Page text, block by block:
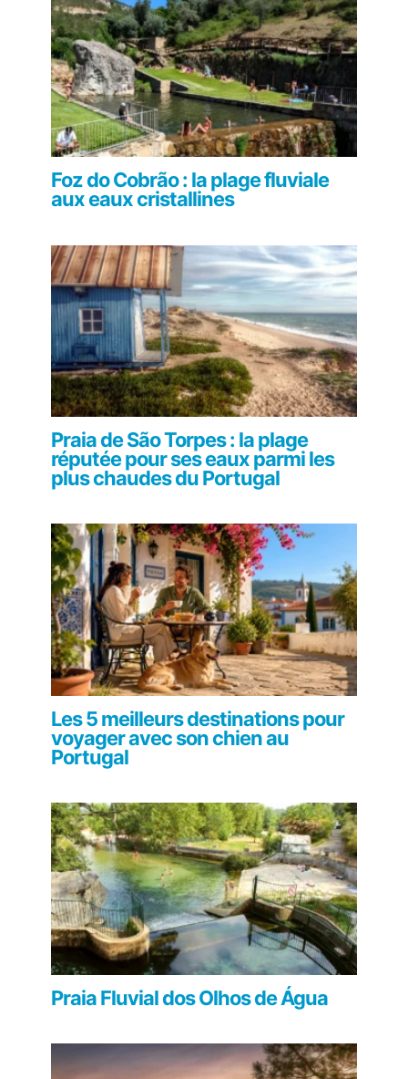
Foz do Cobrão : la plage fluviale
aux eaux cristallines
Praia de São Torpes : la plage
réputée pour ses eaux parmi les
plus chaudes du Portugal
Les 5 meilleurs destinations pour
voyager avec son chien au
Portugal
Praia Fluvial dos Olhos de Água